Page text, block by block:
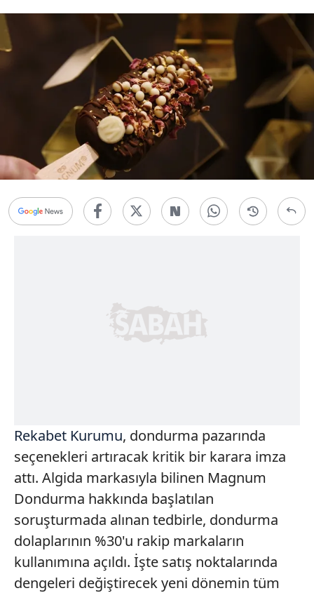
Rekabet Kurumu, dondurma pazarında
seçenekleri artıracak kritik bir karara imza
attı. Algida markasıyla bilinen Magnum
Dondurma hakkında başlatılan
soruşturmada alınan tedbirle, dondurma
dolaplarının %30'u rakip markaların
kullanımına açıldı. İşte satış noktalarında
dengeleri değiştirecek yeni dönemin tüm